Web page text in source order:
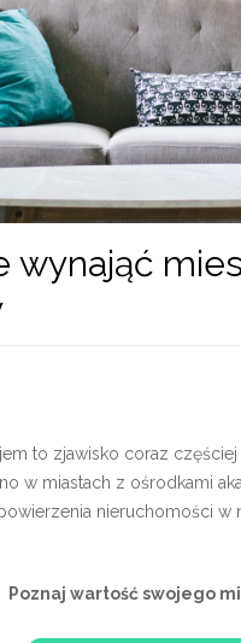
wynająć
to zjawisko coraz
w miastach z ośrodkami
nieruchomości
Poznaj wartość swojego